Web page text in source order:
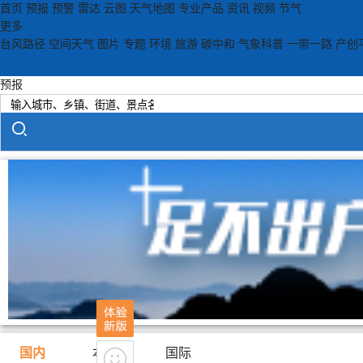
首页 预报 预警 雷达 云图 天气地图 专业产品 资讯 视频 节气
更多
台风路径 空间天气 图片 专题 环境 旅游 碳中和 气象科普 一带一路 产创
预报
国内 本地 国际